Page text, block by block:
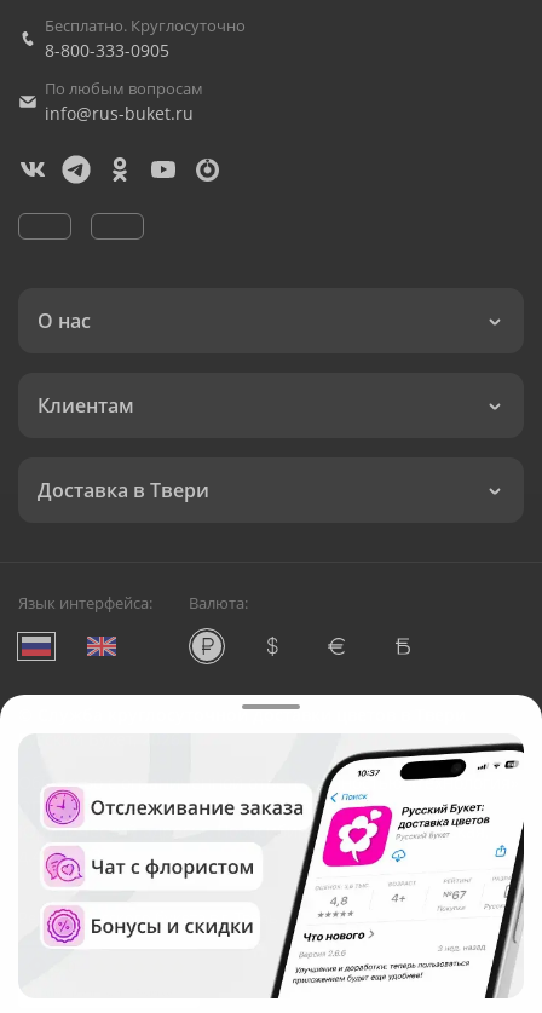
Бесплатно. Круглосуточно
8-800-333-0905
По любым вопросам
info@rus-buket.ru
О нас
Клиентам
Доставка в Твери
Язык интерфейса: Валюта:
Служба круглосуточной доставки цветов в Твери
Русский Букет, 2026
Общество с ограниченной ответственностью «Технология»
ОГРН: 1195476081745, ИНН: 5410081997
Юридический адрес: г. Новосибирск, ул. Ипподромская,
д.42, оф. 3
Рейтинг Русского букета в г. Тверь